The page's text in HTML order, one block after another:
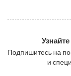
Подпишитесь на
и